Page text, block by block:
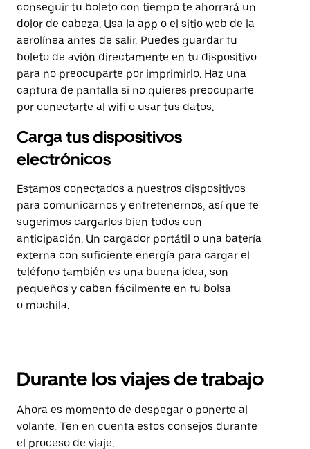
conseguir tu boleto con tiempo te ahorrará un
dolor de cabeza. Usa la app o el sitio web de la
aerolínea antes de salir. Puedes guardar tu
boleto de avión directamente en tu dispositivo
para no preocuparte por imprimirlo. Haz una
captura de pantalla si no quieres preocuparte
por conectarte al wifi o usar tus datos.
Carga tus dispositivos
electrónicos
Estamos conectados a nuestros dispositivos
para comunicarnos y entretenernos, así que te
sugerimos cargarlos bien todos con
anticipación. Un cargador portátil o una batería
externa con suficiente energía para cargar el
teléfono también es una buena idea, son
pequeños y caben fácilmente en tu bolsa
o mochila.
Durante los viajes de trabajo
Ahora es momento de despegar o ponerte al
volante. Ten en cuenta estos consejos durante
el proceso de viaje.